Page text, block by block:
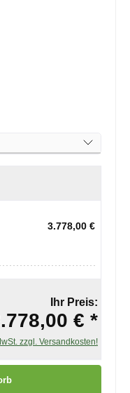
3.778,00 €
Ihr Preis:
€ *
zzgl. Versandkosten!